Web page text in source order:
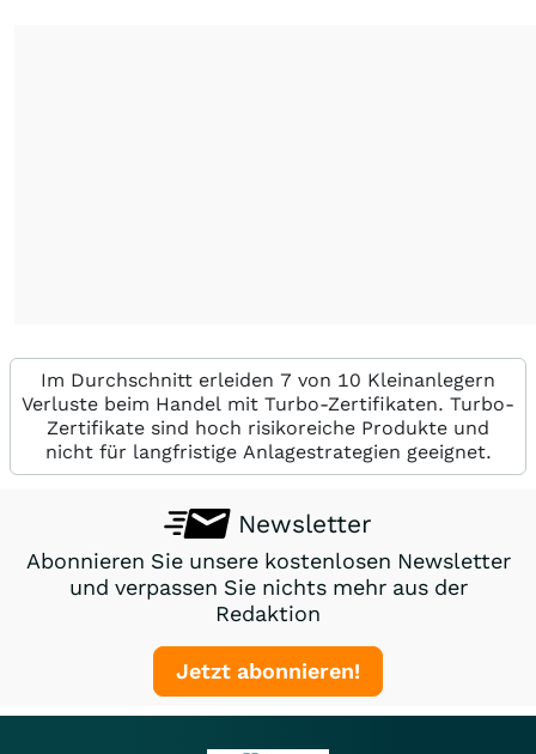
Im Durchschnitt erleiden 7 von 10 Kleinanlegern
Verluste beim Handel mit Turbo-Zertifikaten. Turbo-
Zertifikate sind hoch risikoreiche Produkte und
nicht für langfristige Anlagestrategien geeignet.
Newsletter
Abonnieren Sie unsere kostenlosen Newsletter
und verpassen Sie nichts mehr aus der
Redaktion
Jetzt abonnieren!